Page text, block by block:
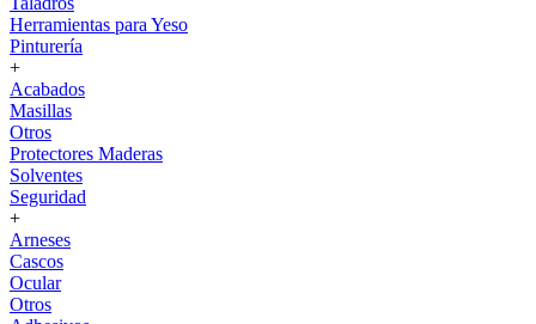
Herramientas para Yeso
Pinturería
+
Acabados
Masillas
Otros
Protectores Maderas
Solventes
Seguridad
+
Arneses
Cascos
Ocular
Otros